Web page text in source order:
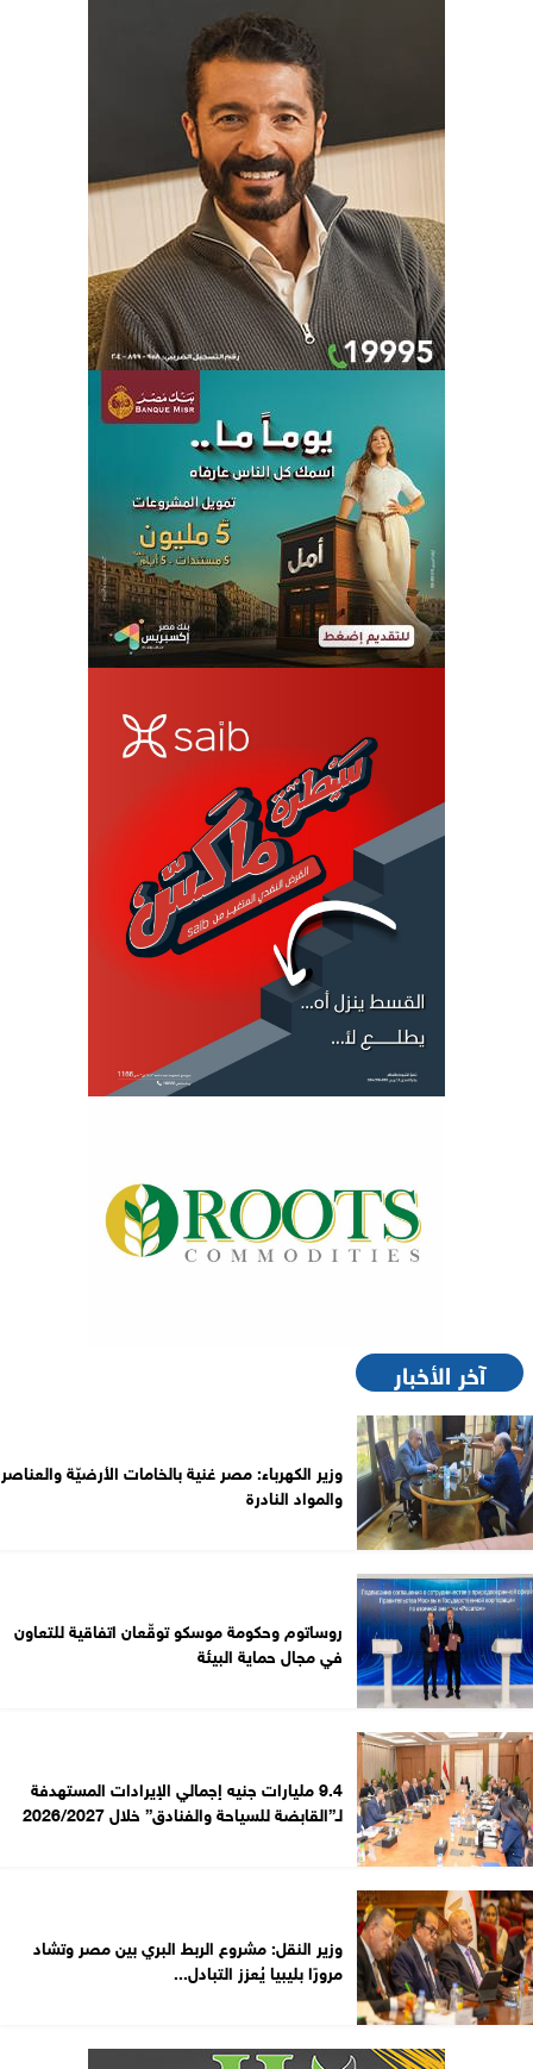
آخر الأخبار
وزير الكهرباء: مصر غنية بالخامات الأرضيّة والعناصر
والمواد النادرة
روساتوم وحكومة موسكو توقّعان اتفاقية للتعاون
في مجال حماية البيئة
9.4 مليارات جنيه إجمالي الإيرادات المستهدفة
لـ”القابضة للسياحة والفنادق” خلال 2026/2027
وزير النقل: مشروع الربط البري بين مصر وتشاد
مرورًا بليبيا يُعزز التبادل...